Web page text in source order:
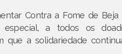
Contra a Fome de
especial, a todos os
que a solidariedade